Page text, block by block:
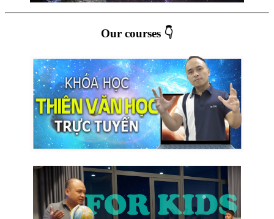
Our courses 👇